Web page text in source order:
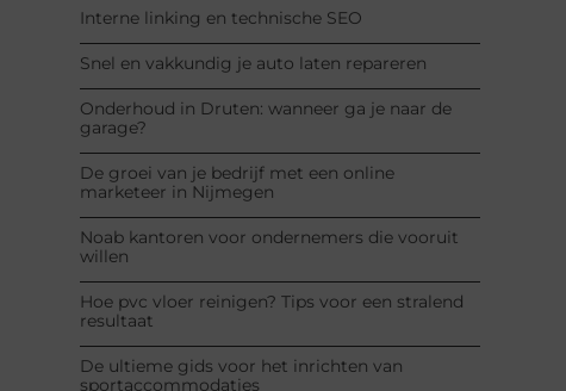
Interne linking en technische SEO
Snel en vakkundig je auto laten repareren
Onderhoud in Druten: wanneer ga je naar de
garage?
De groei van je bedrijf met een online
marketeer in Nijmegen
Noab kantoren voor ondernemers die vooruit
willen
Hoe pvc vloer reinigen? Tips voor een stralend
resultaat
De ultieme gids voor het inrichten van
sportaccommodaties